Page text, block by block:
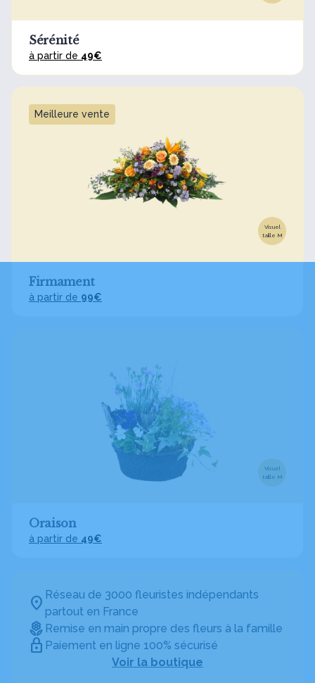
Réseau de 3000 fleuristes indépendants
partout en France
Remise en main propre des fleurs à la famille
Paiement en ligne 100% sécurisé
Voir la boutique
Sérénité
à partir de 49€
Meilleure vente
Visuel
taille M
Firmament
à partir de 99€
Visuel
taille M
Oraison
à partir de 49€